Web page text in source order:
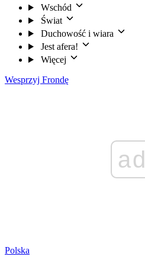
Wschód
Świat
Duchowość i wiara
Jest afera!
Więcej
Wesprzyj Frondę
ad
Polska